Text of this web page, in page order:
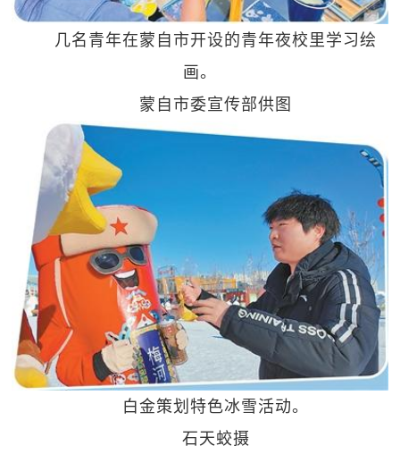
几名青年在蒙自市开设的青年夜校里学习绘
画。
蒙自市委宣传部供图
白金策划特色冰雪活动。
石天蛟摄